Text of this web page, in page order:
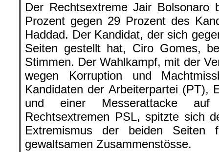
Der Rechtsextreme Jair
Prozent gegen 29 Prozent des
Haddad. Der Kandidat, der sich
Seiten gestellt hat, Ciro Gomes,
Stimmen. Der Wahlkampf, mit der
wegen Korruption und
Kandidaten der Arbeiterpartei (PT),
und einer Messerattacke
Rechtsextremen PSL, spitzte sich
Extremismus der beiden Seiten
gewaltsamen Zusammenstösse.